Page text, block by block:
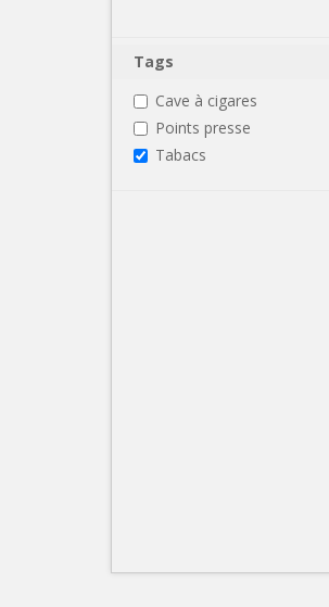
Tags
Cave à cigares
Points presse
Tabacs